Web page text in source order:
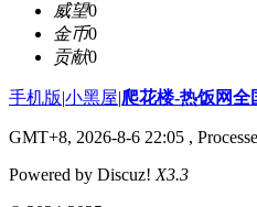
威望0
金币0
贡献0
手机版|小黑屋|爬花楼-热饭网
GMT+8, 2026-8-6 22:05 ,
Powered by Discuz! X3.3